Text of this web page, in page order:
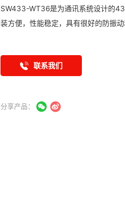
SW433-WT36是为通讯系统设计的
装方便，性能稳定，具有很好的防振动
联系我们
分享产品：